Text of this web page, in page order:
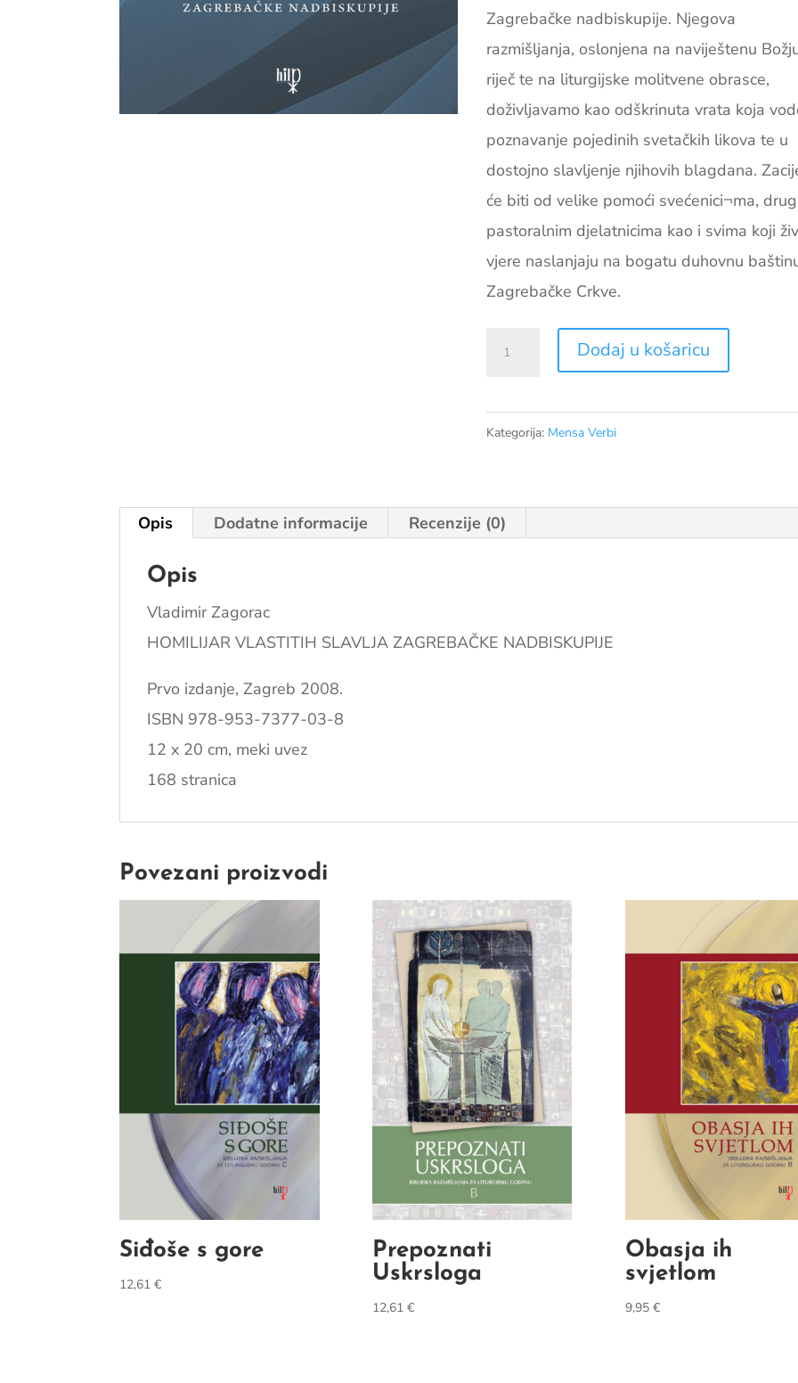
Zagrebačke nadbiskupije. Njegova
razmišljanja, oslonjena na naviještenu
riječ te na liturgijske molitvene obrasce,
doživljavamo kao odškrinuta vrata koja
poznavanje pojedinih svetačkih likova te u
dostojno slavljenje njihovih blagdana.
će biti od velike pomoći svećenici¬ma,
pastoralnim djelatnicima kao i svima koji
vjere naslanjaju na bogatu duhovnu
Zagrebačke Crkve.
Homilijar
Zagrebačke
Dodaj u košaricu
Kategorija: Mensa Verbi
Opis Dodatne informacije Recenzije (0)
Opis
Vladimir Zagorac
HOMILIJAR VLASTITIH SLAVLJA ZAGREBAČKE NADBISKUPIJE
Prvo izdanje, Zagreb 2008.
ISBN 978-953-7377-03-8
12 x 20 cm, meki uvez
168 stranica
Povezani proizvodi
Siđoše s gore
12,61€
Prepoznati
Uskrsloga
12,61 €
Obasja ih
svjetlom
9,95 €